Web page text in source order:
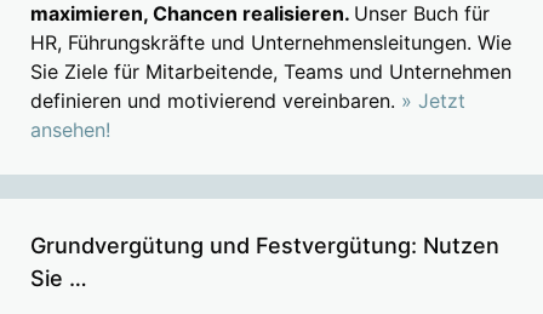
maximieren, Chancen realisieren. Unser Buch für
HR, Führungskräfte und Unternehmensleitungen. Wie
Sie Ziele für Mitarbeitende, Teams und Unternehmen
definieren und motivierend vereinbaren. » Jetzt
ansehen!
Grundvergütung und Festvergütung: Nutzen
Sie …